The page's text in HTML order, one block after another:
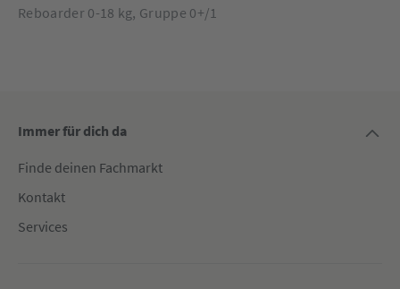
Reboarder 0-18 kg, Gruppe 0+/1
Immer für dich da
Finde deinen Fachmarkt
Kontakt
Services